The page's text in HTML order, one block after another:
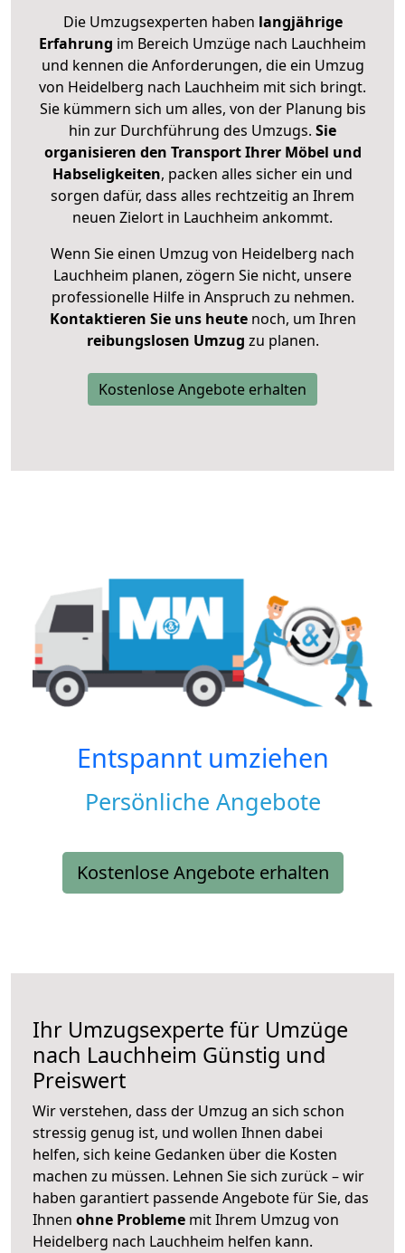
Die Umzugsexperten haben langjährige
Erfahrung im Bereich Umzüge nach Lauchheim
und kennen die Anforderungen, die ein Umzug
von Heidelberg nach Lauchheim mit sich bringt.
Sie kümmern sich um alles, von der Planung bis
hin zur Durchführung des Umzugs. Sie
organisieren den Transport Ihrer Möbel und
Habseligkeiten, packen alles sicher ein und
sorgen dafür, dass alles rechtzeitig an Ihrem
neuen Zielort in Lauchheim ankommt.
Wenn Sie einen Umzug von Heidelberg nach
Lauchheim planen, zögern Sie nicht, unsere
professionelle Hilfe in Anspruch zu nehmen.
Kontaktieren Sie uns heutenoch, um Ihren
reibungslosen Umzug zu planen.
Kostenlose Angebote erhalten
Entspannt umziehen
Persönliche Angebote
Kostenlose Angebote erhalten
Ihr Umzugsexperte für Umzüge
nach Lauchheim Günstig und
Preiswert
Wir verstehen, dass der Umzug an sich schon
stressig genug ist, und wollen Ihnen dabei
helfen, sich keine Gedanken über die Kosten
machen zu müssen. Lehnen Sie sich zurück – wir
haben garantiert passende Angebote für Sie, das
Ihnen ohne Probleme mit Ihrem Umzug von
Heidelberg nach Lauchheim helfen kann.